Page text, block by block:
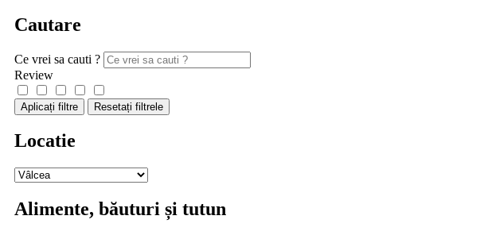
Cautare
Ce vrei sa cauti ?
Review
Aplicați filtre Resetați filtrele
Locatie
Alimente, băuturi și tutun